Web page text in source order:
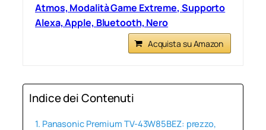
Atmos, Modalità Game Extreme, Supporto
Alexa, Apple, Bluetooth, Nero
Acquista su Amazon
Indice dei Contenuti
Panasonic Premium TV-43W85BEZ: prezzo,